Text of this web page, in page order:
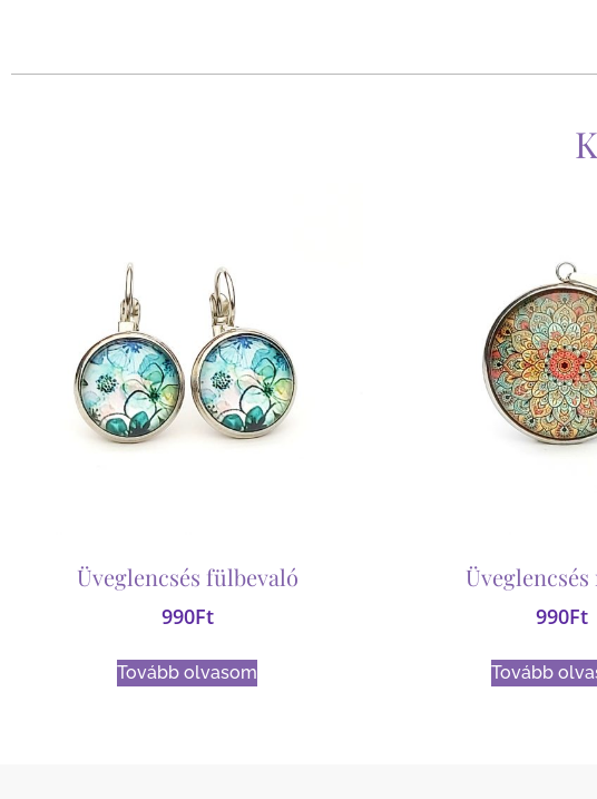
Üveglencsés fülbevaló
990Ft
Tovább olvasom
Üveglencsés
990Ft
Tovább